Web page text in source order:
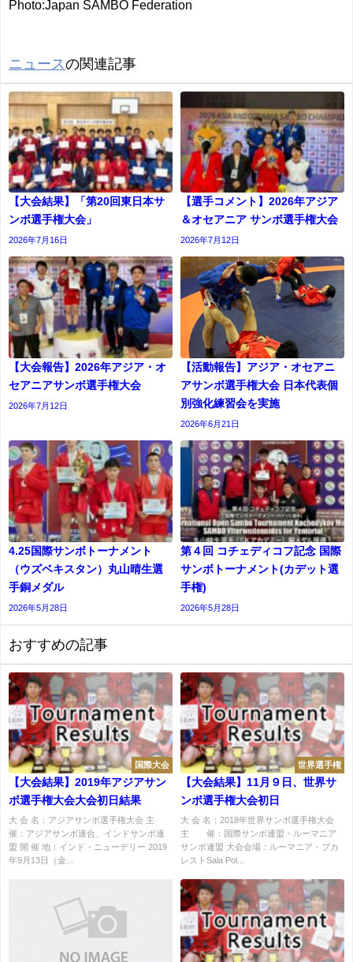
Photo:Japan SAMBO Federation
ニュースの関連記事
【大会結果】「第20回東日本サ
ンボ選手権大会」
2026年7月16日
【選手コメント】2026年アジア
＆オセアニア サンボ選手権大会
2026年7月12日
【大会報告】2026年アジア・オ
セアニアサンボ選手権大会
2026年7月12日
【活動報告】アジア・オセアニ
アサンボ選手権大会 日本代表個
別強化練習会を実施
2026年6月21日
4.25国際サンボトーナメント
（ウズベキスタン）丸山晴生選
手銅メダル
2026年5月28日
第４回 コチェディコフ記念 国際
サンボトーナメント(カデット選
⼿権)
2026年5月28日
おすすめの記事
国際大会
【大会結果】2019年アジアサン
ボ選手権大会大会初日結果
大 会 名：アジアサンボ選手権大会 主
催：アジアサンボ連合、インドサンボ連
盟 開 催 地：インド・ニューデリー 2019
年9月13日（金...
世界選手権
【大会結果】11月９日、世界サ
ンボ選手権大会初日
大 会 名：2018年世界サンボ選手権大会
主 催：国際サンボ連盟・ルーマニア
サンボ連盟 大会会場：ルーマニア・ブカ
レストSala Pol...